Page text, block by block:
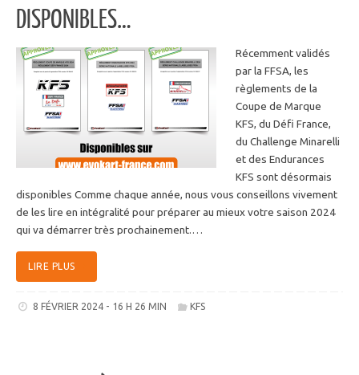
DISPONIBLES…
Récemment validés
par la FFSA, les
règlements de la
Coupe de Marque
KFS, du Défi France,
du Challenge Minarelli
et des Endurances
KFS sont désormais
disponibles Comme chaque année, nous vous conseillons vivement
de les lire en intégralité pour préparer au mieux votre saison 2024
qui va démarrer très prochainement.…
LIRE PLUS
8 FÉVRIER 2024 - 16 H 26 MIN KFS